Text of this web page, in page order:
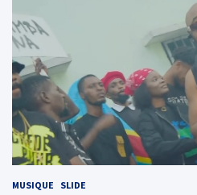
MUSIQUE SLIDE